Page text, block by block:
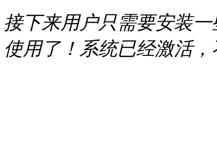
接下来用户只需要安装
使用了！系统已经激活